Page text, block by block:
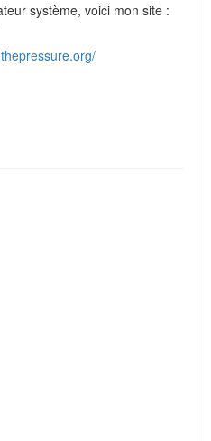
système, voici mon site :